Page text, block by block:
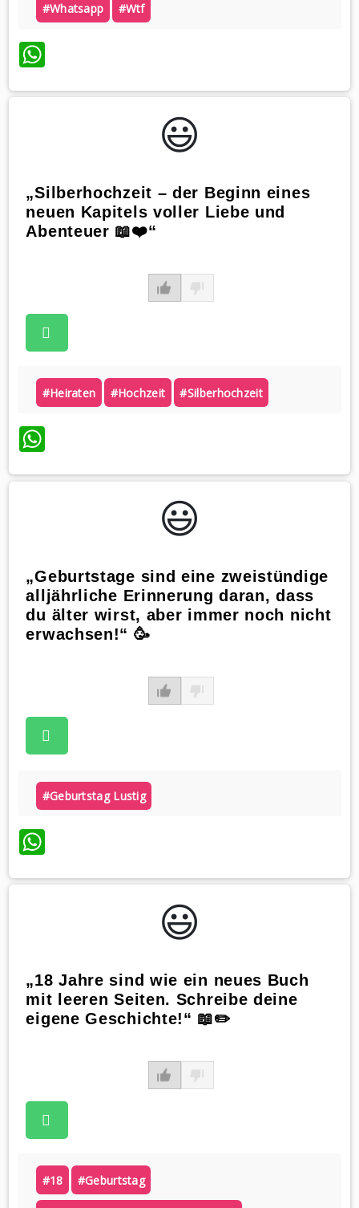
#whatsapp #wtf
WhatsApp
😃️
„Silberhochzeit – der Beginn eines
neuen Kapitels voller Liebe und
Abenteuer 📖❤️“
#heiraten #hochzeit #silberhochzeit
WhatsApp
😃️
„Geburtstage sind eine zweistündige
alljährliche Erinnerung daran, dass
du älter wirst, aber immer noch nicht
erwachsen!“ 🥳
#geburtstag Lustig
WhatsApp
😃️
„18 Jahre sind wie ein neues Buch
mit leeren Seiten. Schreibe deine
eigene Geschichte!“ 📖✏️
#18 #geburtstag